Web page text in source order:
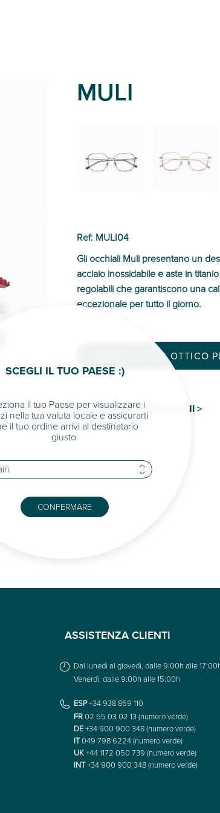
MULI
Ref: MULI04
Gli occhiali Muli presentano un
acciaio inossidabile e aste in
regolabili che garantiscono una
eccezionale per tutto il giorno.
TROVA IL TUO OTTICO
MAGGIORI INFORMAZIONI >
ASSISTENZA CLIENTI
Dal lunedì al giovedì, dalle 9:00h alle
Venerdì, dalle 9:00h alle 15:00h
ESP+34 938 869 110
FR02 55 03 02 13 (numero verde)
DE+34 900 900 348 (numero verde)
IT049 798 6224 (numero verde)
UK+44 1172 050 739 (numero verde)
INT+34 900 900 348 (numero verde)
SCEGLI IL TUO PAESE :)
il tuo Paese per visualizzare i
nella tua valuta locale e assicurarti
il tuo ordine arrivi al destinatario
giusto.
CONFERMARE